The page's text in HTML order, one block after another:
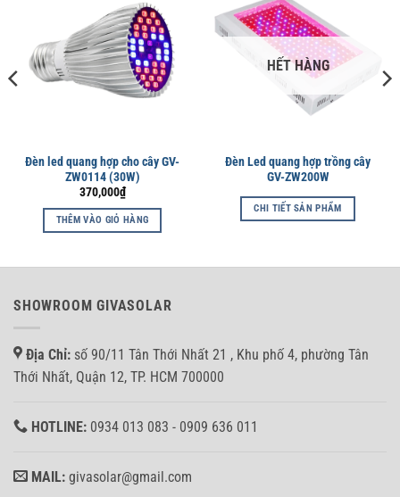
Đèn led quang hợp cho cây GV-
ZW0114 (30W)
370,000₫
THÊM VÀO GIỎ HÀNG
HẾT HÀNG
Đèn Led quang hợp trồng cây
GV-ZW200W
CHI TIẾT SẢN PHẨM
SHOWROOM GIVASOLAR
Địa Chỉ: số 90/11 Tân Thới Nhất 21 , Khu phố 4, phường Tân
Thới Nhất, Quận 12, TP. HCM 700000
HOTLINE: 0934 013 083 - 0909 636 011
MAIL: givasolar@gmail.com